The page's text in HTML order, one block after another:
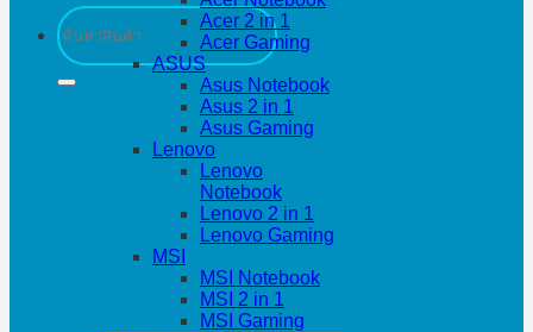
ค้นหา:
Acer 2 in 1
Acer Gaming
ASUS
Asus Notebook
Asus 2 in 1
Asus Gaming
Lenovo
Lenovo
Notebook
Lenovo 2 in 1
Lenovo Gaming
MSI
MSI Notebook
MSI 2 in 1
MSI Gaming